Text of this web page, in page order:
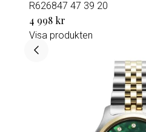
R626847 47 39 20
4 998 kr
Visa produkten